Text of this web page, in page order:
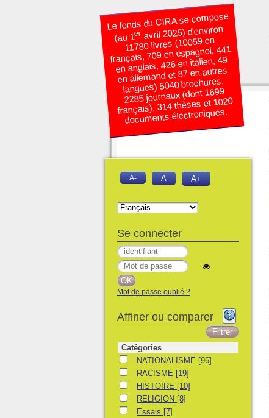
Le fonds du CIRA se compose
(au 1eravril 2025) d’environ
11780 livres (10059 en
français, 709 en espagnol, 441
en anglais, 426 en italien, 49
en allemand et 87 en autres
langues) 5040 brochures,
2285 journaux (dont 1699
français), 314 thèses et 1020
documents électroniques.
A- A A+
Se connecter
Mot de passe oublié ?
Affiner ou comparer
Catégories
NATIONALISME
NATIONALISME [96]
RACISMERACISME [19]
HISTOIRE
HISTOIRE [10]
RELIGION
RELIGION [8]
EssaisEssais [7]